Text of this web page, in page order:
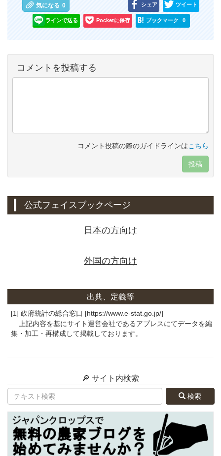
気になる 0 シェア ツイート
ラインで送る Pocketに保存 ブックマーク 0
コメントを投稿する
コメント投稿の際のガイドラインはこちら
投稿
公式フェイスブックページ
日本の方向け
外国の方向け
出典、定義等
[1] 政府統計の総合窓口 [https://www.e-stat.go.jp/]
上記内容を基にサイト運営会社であるアプレスにてデータを編
集・加工・再構成して掲載しております。
🔎 サイト内検索
検索